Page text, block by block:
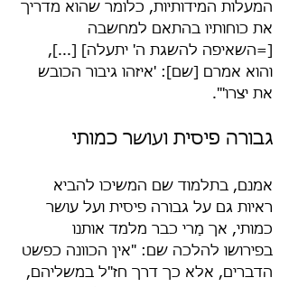
המעלות המידותיות, כלומר שהוא מדריך
את כוחותיו בהתאם למחשבה
[=השאיפה להשגת ה' יתעלה] [...],
והוא אמרם [שם]: 'איזהו גיבור הכובש
את יצרו'".
גבורה פיסית ועושר כמותי
אמנם, בתלמוד שם המשיכו להביא
ראיות גם על גבורה פיסית ועל עושר
כמותי, אך מָרי כבר מלמד אותנו
בפירושו להלכה שם: "אין הכוונה כפשט
הדברים, אלא כך דרך חז"ל במשליהם,